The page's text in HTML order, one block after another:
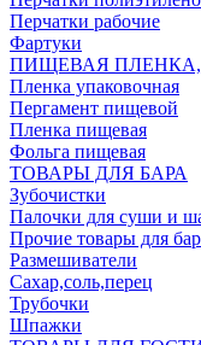
Перчатки рабочие
Фартуки
ПИЩЕВАЯ ПЛЕНКА,
Пленка упаковочная
Пергамент пищевой
Пленка пищевая
Фольга пищевая
ТОВАРЫ ДЛЯ БАРА
Зубочистки
Палочки для суши и
Прочие товары для
Размешиватели
Сахар,соль,перец
Трубочки
Шпажки